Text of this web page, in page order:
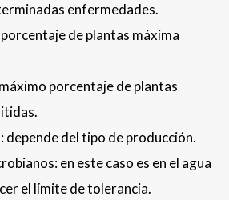
enfermedades.
de plantas máxima
porcentaje de plantas
del tipo de producción.
en este caso es en el agua
el límite de tolerancia.